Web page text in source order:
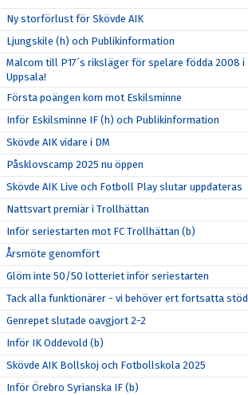
Ny storförlust för Skövde AIK
Ljungskile (h) och Publikinformation
Malcom till P17´s riksläger för spelare födda 2008 i
Uppsala!
Första poängen kom mot Eskilsminne
Inför Eskilsminne IF (h) och Publikinformation
Skövde AIK vidare i DM
Påsklovscamp 2025 nu öppen
Skövde AIK Live och Fotboll Play slutar uppdateras
Nattsvart premiär i Trollhättan
Inför seriestarten mot FC Trollhättan (b)
Årsmöte genomfört
Glöm inte 50/50 lotteriet inför seriestarten
Tack alla funktionärer - vi behöver ert fortsatta stöd
Genrepet slutade oavgjort 2-2
Inför IK Oddevold (b)
Skövde AIK Bollskoj och Fotbollskola 2025
Inför Örebro Syrianska IF (b)